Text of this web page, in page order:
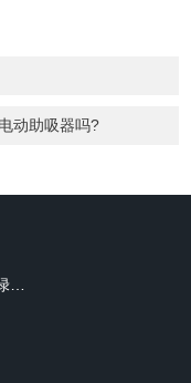
动助吸器吗?